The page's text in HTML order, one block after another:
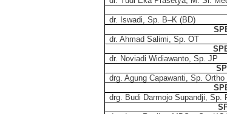
dr. Iswadi, Sp. B–K (BD)
dr. Ahmad Salimi, Sp. OT
dr. Noviadi Widiawanto, Sp. JP
drg. Agung Capawanti, Sp. Ortho
drg. Budi Darmojo Supandji, Sp.